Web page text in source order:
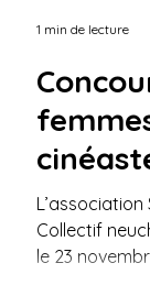
Collectif
le 23
1 min de lecture